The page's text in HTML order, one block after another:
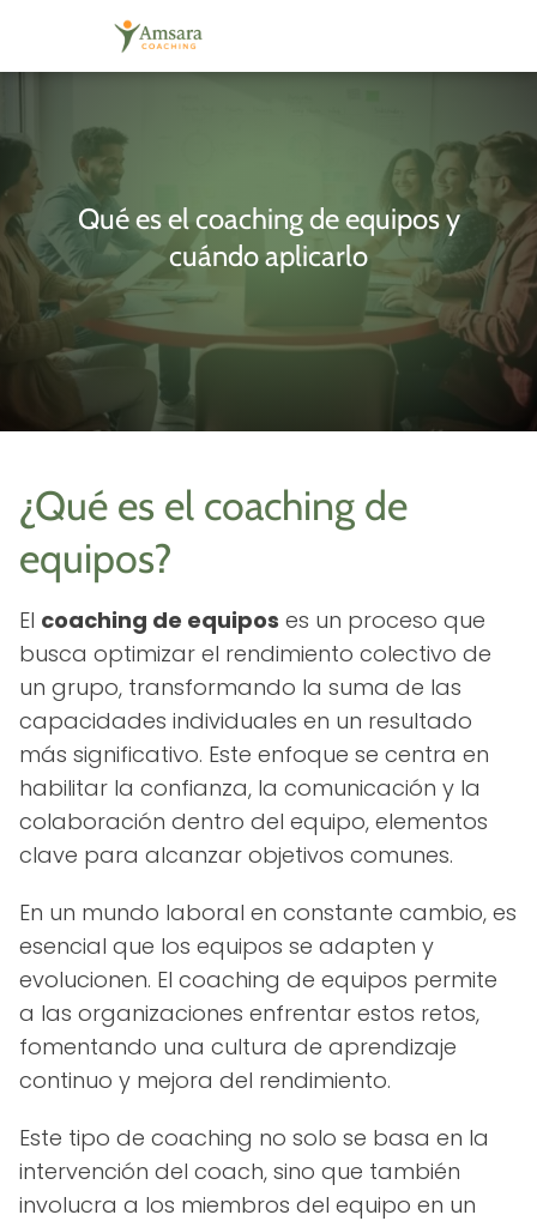
Qué es el coaching de equipos y
cuándo aplicarlo
¿Qué es el coaching de
equipos?
El coaching de equipos es un proceso que
busca optimizar el rendimiento colectivo de
un grupo, transformando la suma de las
capacidades individuales en un resultado
más significativo. Este enfoque se centra en
habilitar la confianza, la comunicación y la
colaboración dentro del equipo, elementos
clave para alcanzar objetivos comunes.
En un mundo laboral en constante cambio, es
esencial que los equipos se adapten y
evolucionen. El coaching de equipos permite
a las organizaciones enfrentar estos retos,
fomentando una cultura de aprendizaje
continuo y mejora del rendimiento.
Este tipo de coaching no solo se basa en la
intervención del coach, sino que también
involucra a los miembros del equipo en un